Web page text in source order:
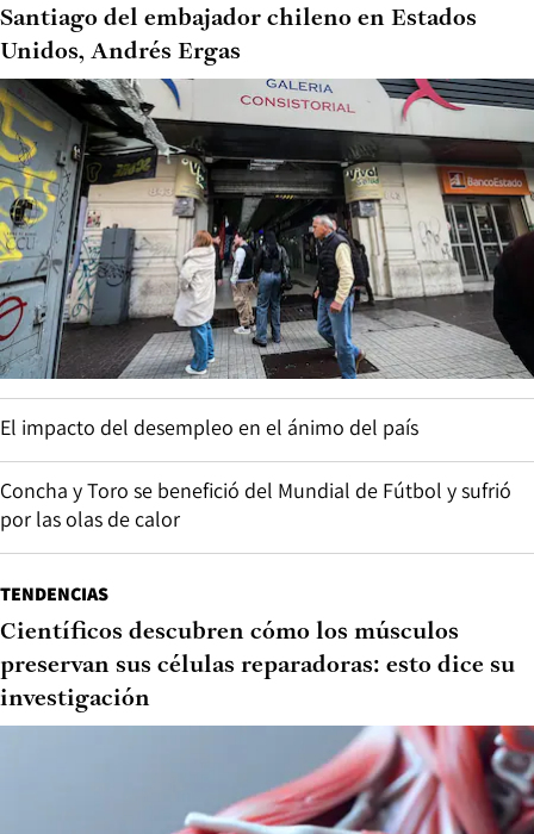
Santiago del embajador chileno en Estados
Unidos, Andrés Ergas
El impacto del desempleo en el ánimo del país
Concha y Toro se benefició del Mundial de Fútbol y sufrió
por las olas de calor
TENDENCIAS
Científicos descubren cómo los músculos
preservan sus células reparadoras: esto dice su
investigación